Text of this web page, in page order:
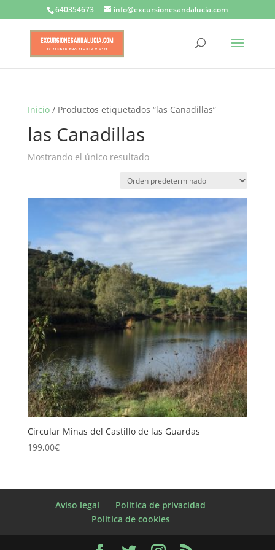
640354673 info@excursionesandalucia.com
Inicio/ Productos etiquetados “las Canadillas”
las Canadillas
Mostrando el único resultado
Circular Minas del Castillo de las Guardas
199,00€
Aviso legal
Política de privacidad
Política de cookies